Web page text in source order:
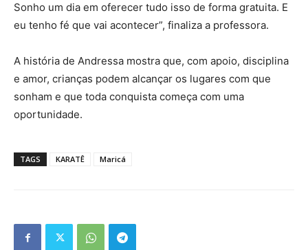
Sonho um dia em oferecer tudo isso de forma gratuita. E
eu tenho fé que vai acontecer”, finaliza a professora.
A história de Andressa mostra que, com apoio, disciplina
e amor, crianças podem alcançar os lugares com que
sonham e que toda conquista começa com uma
oportunidade.
TAGS KARATÊ Maricá